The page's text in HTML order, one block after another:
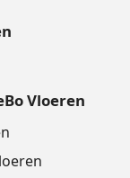
Vloeren